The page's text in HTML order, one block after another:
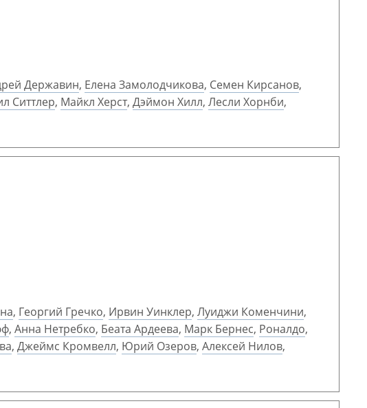
Державин, Елена Замолодчикова, Семен Кирсанов,
Ситтлер, Майкл Херст, Дэймон Хилл, Лесли Хорнби,
, Георгий Гречко, Ирвин Уинклер, Луиджи Коменчини,
, Анна Нетребко, Беата Ардеева, Марк Бернес, Роналдо,
, Джеймс Кромвелл, Юрий Озеров, Алексей Нилов,